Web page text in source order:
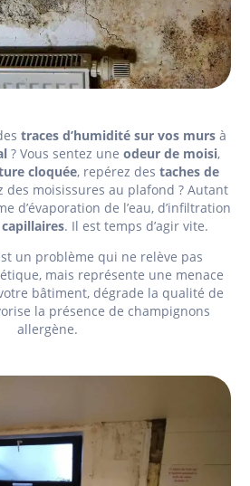
traces d’humidité sur vos murs à
? Vous sentez une odeur de moisi,
cloquée, repérez des taches de
des moisissures au plafond ? Autant
d’évaporation de l’eau, d’infiltration
. Il est temps d’agir vite.
un problème qui ne relève pas
mais représente une menace
bâtiment, dégrade la qualité de
la présence de champignons
allergène.